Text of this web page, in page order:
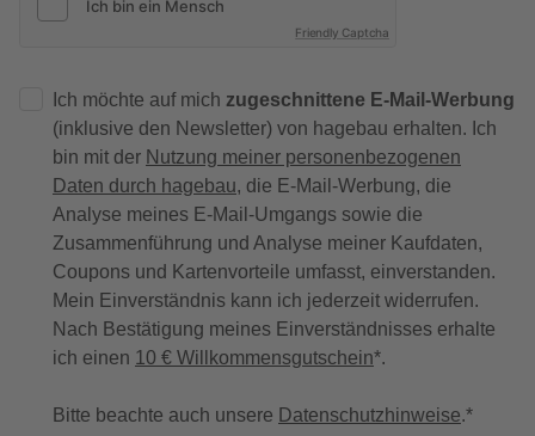
Friendly Captcha
Ich möchte auf mich zugeschnittene E-Mail-Werbung
(inklusive den Newsletter) von hagebau erhalten. Ich
bin mit der Nutzung meiner personenbezogenen
Daten durch hagebau, die E-Mail-Werbung, die
Analyse meines E-Mail-Umgangs sowie die
Zusammenführung und Analyse meiner Kaufdaten,
Coupons und Kartenvorteile umfasst, einverstanden.
Mein Einverständnis kann ich jederzeit widerrufen.
Nach Bestätigung meines Einverständnisses erhalte
ich einen 10 € Willkommensgutschein*.
Bitte beachte auch unsere Datenschutzhinweise.